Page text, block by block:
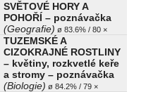
SVĚTOVÉ HORY A
POHOŘÍ – poznávačka
(Geografie) ø 83.6% / 80 ×
TUZEMSKÉ A
CIZOKRAJNÉ ROSTLINY
– květiny, rozkvetlé keře
a stromy – poznávačka
(Biologie) ø 84.2% / 79 ×